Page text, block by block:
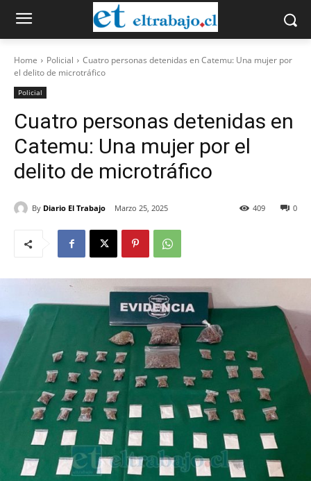
Home Policial
Cuatro personas detenidas en Catemu: Una mujer por
el delito de microtráfico
Policial
Cuatro personas detenidas en
Catemu: Una mujer por el
delito de microtráfico
By Diario El Trabajo Marzo 25, 2025 0
409